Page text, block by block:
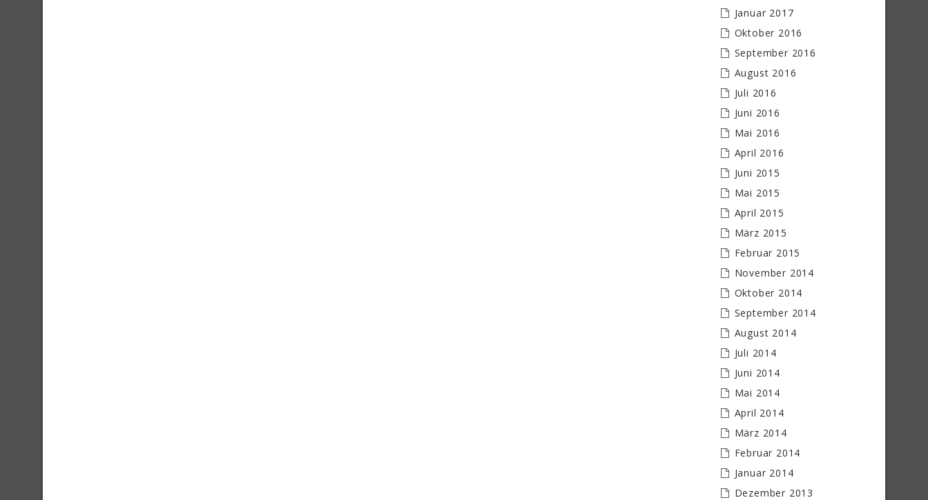
Januar 2017
Oktober 2016
September 2016
August 2016
Juli 2016
Juni 2016
Mai 2016
April 2016
Juni 2015
Mai 2015
April 2015
März 2015
Februar 2015
November 2014
Oktober 2014
September 2014
August 2014
Juli 2014
Juni 2014
Mai 2014
April 2014
März 2014
Februar 2014
Januar 2014
Dezember 2013